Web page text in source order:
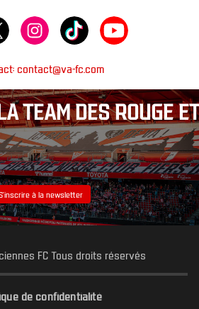
contact@va-fc.com
TEAM DES ROUGE ET
à la newsletter
FC Tous droits réservés
de confidentialité